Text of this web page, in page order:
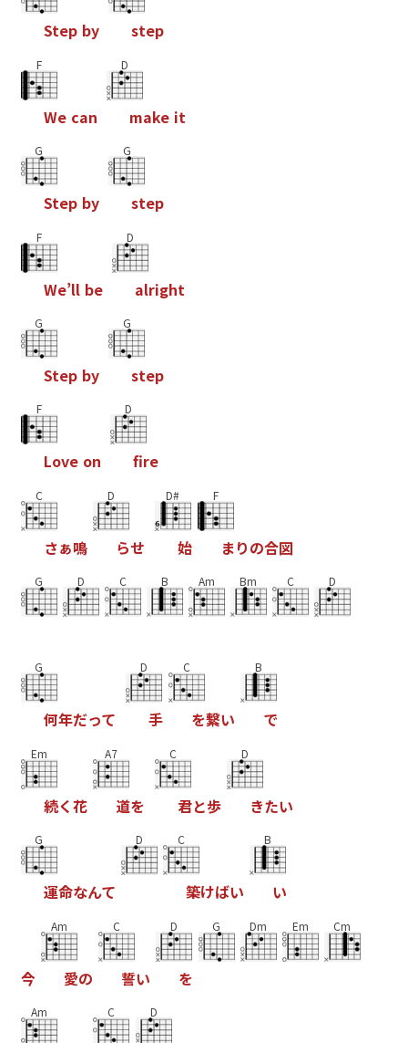
Step by step
F
We can
D
make it
G
Step by
G
step
F
We’ll be
D
alright
G
Step by
G
step
F
Love on
D
fre
C
さぁ鳴
D
らせ
D#
始
F
まりの合図
G D C B Am Bm C D
G
何年だって
D
手
C
を繋い
B
で
Em
続く花
A7
道を
C
君と歩
D
きたい
G
運命なんて
D C
築けばい
B
い
今
Am
愛の
C
誓い
D
を
G Dm Em Cm
Am C D